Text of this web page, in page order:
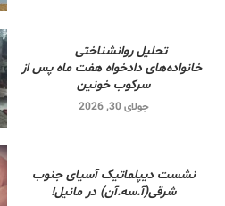
تحلیل روانشناختی
خانواده‌های دادخواه هفت ماه پس از
سرکوب خونین
جولای 30, 2026
نشست دیپلماتیک آسیای جنوب
شرقی‌(آ.سه.آن) در مانیل!